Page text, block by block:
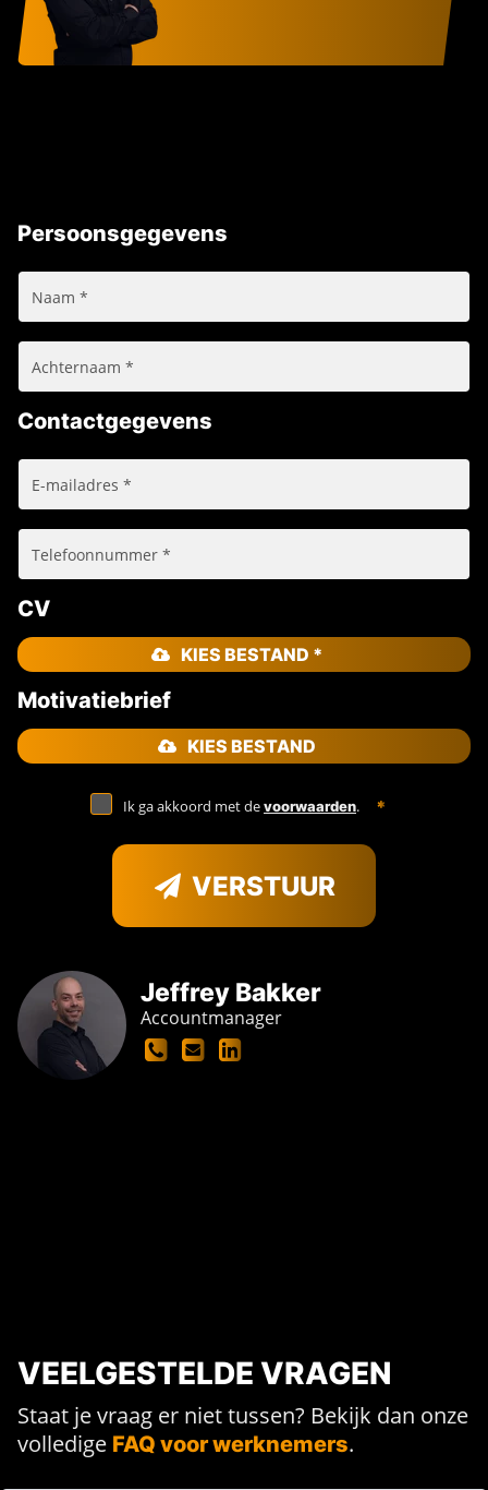
Jeffrey Bakker
Accountmanager
Persoonsgegevens
Contactgegevens
CV
KIES BESTAND *
Motivatiebrief
KIES BESTAND
Ik ga akkoord met devoorwaarden.
VERSTUUR
VEELGESTELDE VRAGEN
Staat je vraag er niet tussen? Bekijk dan onze
volledige FAQ voor werknemers.